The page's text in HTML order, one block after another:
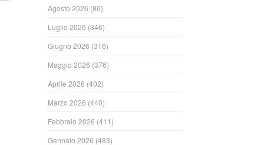
Agosto 2026 (86)
Luglio 2026 (346)
Giugno 2026 (316)
Maggio 2026 (376)
Aprile 2026 (402)
Marzo 2026 (440)
Febbraio 2026 (411)
Gennaio 2026 (483)